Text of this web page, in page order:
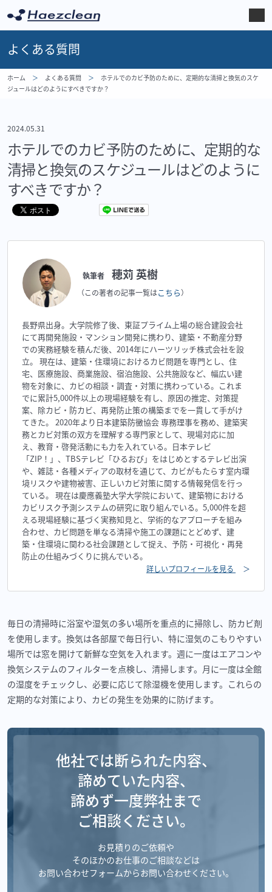
よくある質問
ホーム よくある質問
ホテルでのカビ予防のために、定期的な清掃と換気のスケ
ジュールはどのようにすべきですか？
2024.05.31
ホテルでのカビ予防のために、定期的な
清掃と換気のスケジュールはどのように
すべきですか？
執筆者 穂苅 英樹
（この著者の記事一覧はこちら）
長野県出身。大学院修了後、東証プライム上場の総合建設会社
にて再開発施設・マンション開発に携わり、建築・不動産分野
での実務経験を積んだ後、2014年にハーツリッチ株式会社を設
立。 現在は、建築・住環境におけるカビ問題を専門とし、住
宅、医療施設、商業施設、宿泊施設、公共施設など、幅広い建
物を対象に、カビの相談・調査・対策に携わっている。これま
でに累計5,000件以上の現場経験を有し、原因の推定、対策提
案、除カビ・防カビ、再発防止策の構築までを一貫して手がけ
てきた。 2020年より日本建築防黴協会 専務理事を務め、建築実
務とカビ対策の双方を理解する専門家として、現場対応に加
え、教育・啓発活動にも力を入れている。日本テレビ
「ZIP！」、TBSテレビ「ひるおび」をはじめとするテレビ出演
や、雑誌・各種メディアの取材を通じて、カビがもたらす室内環
境リスクや建物被害、正しいカビ対策に関する情報発信を行っ
ている。 現在は慶應義塾大学大学院において、建築物における
カビリスク予測システムの研究に取り組んでいる。5,000件を超
える現場経験に基づく実務知見と、学術的なアプローチを組み
合わせ、カビ問題を単なる清掃や施工の課題にとどめず、建
築・住環境に関わる社会課題として捉え、予防・可視化・再発
防止の仕組みづくりに挑んでいる。
詳しいプロフィールを見る ＞
毎日の清掃時に浴室や湿気の多い場所を重点的に掃除し、防カビ剤
を使用します。換気は各部屋で毎日行い、特に湿気のこもりやすい
場所では窓を開けて新鮮な空気を入れます。週に一度はエアコンや
換気システムのフィルターを点検し、清掃します。月に一度は全館
の湿度をチェックし、必要に応じて除湿機を使用します。これらの
定期的な対策により、カビの発生を効果的に防げます。
他社では断られた内容、
諦めていた内容、
諦めず一度弊社まで
ご相談ください。
お見積りのご依頼や
そのほかのお仕事のご相談などは
お問い合わせフォームからお問い合わせください。